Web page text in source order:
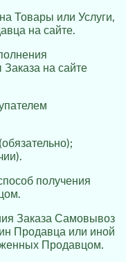
Товары или Услуги,
на сайте.
на сайте
получения
Заказа Самовывоз
Продавца или иной
Продавцом.